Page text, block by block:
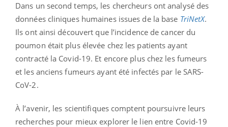
Dans un second temps, les chercheurs ont analysé des
données cliniques humaines issues de la base TriNetX.
Ils ont ainsi découvert que l’incidence de cancer du
poumon était plus élevée chez les patients ayant
contracté la Covid-19. Et encore plus chez les fumeurs
et les anciens fumeurs ayant été infectés par le SARS-
CoV-2.
À l’avenir, les scientifiques comptent poursuivre leurs
recherches pour mieux explorer le lien entre Covid-19